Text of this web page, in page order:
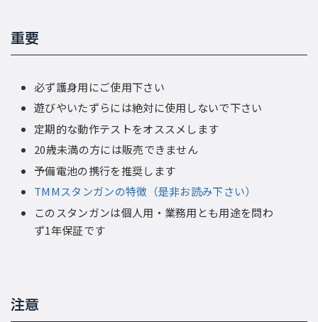
重要
必ず護身用にご使用下さい
遊びやいたずらには絶対に使用しないで下さい
定期的な動作テストをオススメします
20歳未満の方には販売できません
予備電池の携行を推奨します
TMMスタンガンの特徴（是非お読み下さい）
このスタンガンは個人用・業務用とも用途を問わ
ず1年保証です
注意